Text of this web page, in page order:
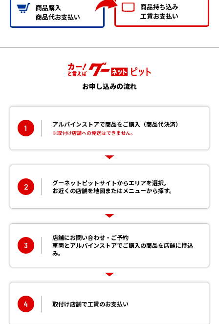
商品購入
商品代お支払い
商品持ち込み
工賃お支払い
お申し込みの流れ
1 アルパインストアで商品をご購入（商品代決済）
※取付け店舗への発送はできません。
2
グーネットピットサイトからエリアを選択。
お近くの店舗を地図またはメニューから探す。
3
店舗にお問い合わせ・ご予約
車両とアルパインストアでご購入の商品を店舗に持込
み。
4 取付け店舗で工賃のお支払い